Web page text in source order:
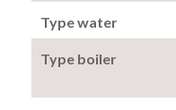
Type water
Type boiler